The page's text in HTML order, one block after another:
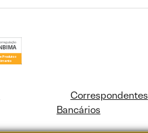
Correspondentes
Bancários